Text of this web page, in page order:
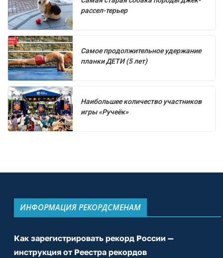
рассел-терьер
Самое продолжительное удержание
планки ДЕТИ (5 лет)
Наибольшее количество участников
игры «Ручеёк»
ИНФОРМАЦИЯ РЕКОРДСМЕНАМ
Как зарегистрировать рекорд России —
инструкция от Реестра рекордов